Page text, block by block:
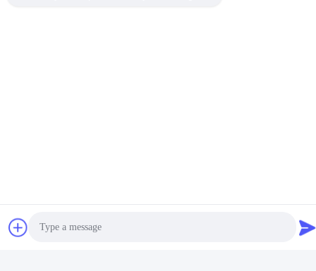
Trung Quốc Chất lượng tốt Hệ thống hút kín Nhà cung cấp. -2026